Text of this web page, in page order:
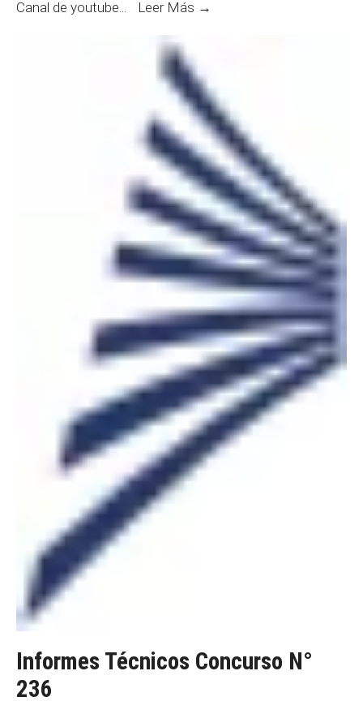
Canal de youtube... Leer Más →
237
Juez/a
de
Primera
Instancia
Informes Técnicos Concurso N°
236